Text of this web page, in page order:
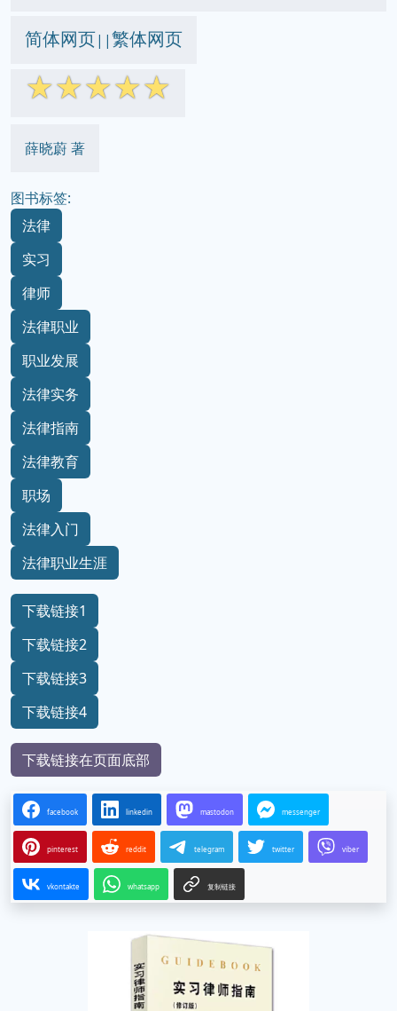
简体网页||繁体网页
☆☆☆☆☆
薛晓蔚 著
图书标签:
法律
实习
律师
法律职业
职业发展
法律实务
法律指南
法律教育
职场
法律入门
法律职业生涯
下载链接1
下载链接2
下载链接3
下载链接4
下载链接在页面底部
facebook linkedin mastodon messenger
pinterest reddit telegram twitter viber
vkontakte whatsapp 复制链接